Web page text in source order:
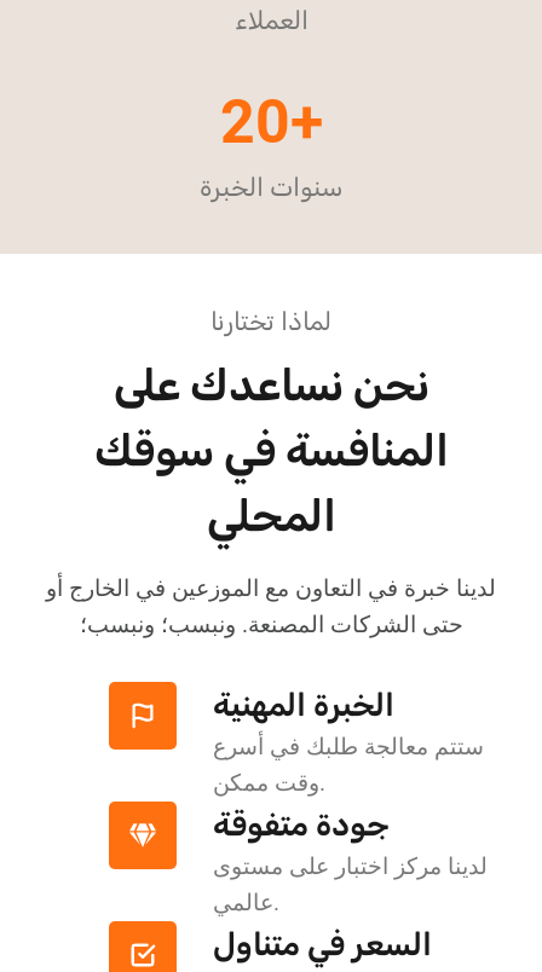
العملاء
20+
سنوات الخبرة
لماذا تختارنا
نحن نساعدك على
المنافسة في سوقك
المحلي
لدينا خبرة في التعاون مع الموزعين في الخارج أو
حتى الشركات المصنعة. ونبسب؛ ونبسب؛
الخبرة المهنية
ستتم معالجة طلبك في أسرع
وقت ممكن.
جودة متفوقة
لدينا مركز اختبار على مستوى
عالمي.
السعر في متناول